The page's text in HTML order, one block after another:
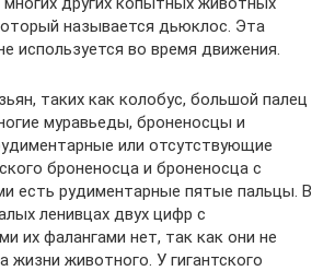
называется дьюклос. Эта
используется во время движения.
таких как колобус, большой палец
муравьеды, броненосцы и
или отсутствующие
броненосца и броненосца с
есть рудиментарные пятые пальцы. В
ленивцах двух цифр с
их фалангами нет, так как они не
жизни животного. У гигантского